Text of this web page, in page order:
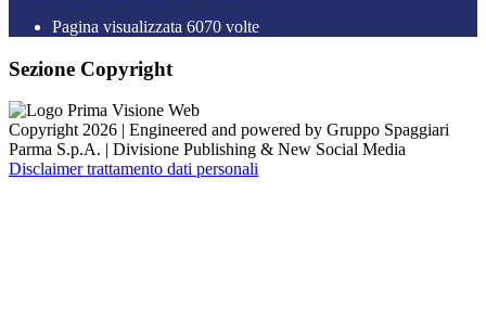
Pagina visualizzata 6070 volte
Sezione Copyright
Copyright 2026 | Engineered and powered by Gruppo Spaggiari
Parma S.p.A. | Divisione Publishing & New Social Media
Disclaimer trattamento dati personali